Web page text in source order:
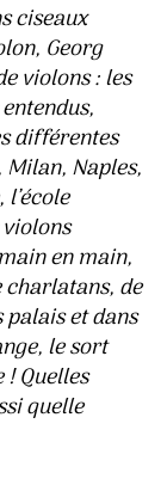
ciseaux
Georg
violons : les
différentes
Milan, Naples,
en main,
de
et dans
le sort
Quelles
quelle